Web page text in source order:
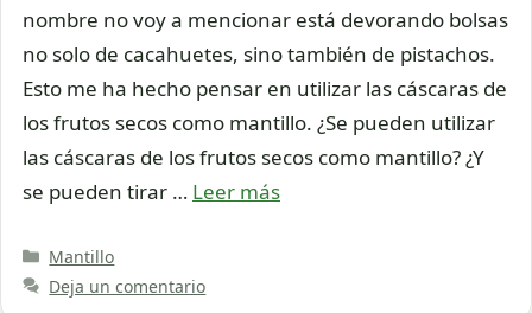
nombre no voy a mencionar está devorando bolsas
no solo de cacahuetes, sino también de pistachos.
Esto me ha hecho pensar en utilizar las cáscaras de
los frutos secos como mantillo. ¿Se pueden utilizar
las cáscaras de los frutos secos como mantillo? ¿Y
se pueden tirar … Leer más
Categorías
Mantillo
Deja un comentario